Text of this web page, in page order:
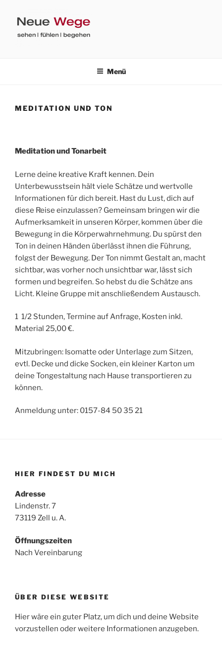
Inhalt
Menü
MEDITATION UND TON
Meditation und Tonarbeit
Lerne deine kreative Kraft kennen. Dein
Unterbewusstsein hält viele Schätze und wertvolle
Informationen für dich bereit. Hast du Lust, dich auf
diese Reise einzulassen? Gemeinsam bringen wir die
Aufmerksamkeit in unseren Körper, kommen über die
Bewegung in die Körperwahrnehmung. Du spürst den
Ton in deinen Händen überlässt ihnen die Führung,
folgst der Bewegung. Der Ton nimmt Gestalt an, macht
sichtbar, was vorher noch unsichtbar war, lässt sich
formen und begreifen. So hebst du die Schätze ans
Licht. Kleine Gruppe mit anschließendem Austausch.
1 1/2 Stunden, Termine auf Anfrage, Kosten inkl.
Material 25,00 €.
Mitzubringen: Isomatte oder Unterlage zum Sitzen,
evtl. Decke und dicke Socken, ein kleiner Karton um
deine Tongestaltung nach Hause transportieren zu
können.
Anmeldung unter: 0157-84 50 35 21
HIER FINDEST DU MICH
Adresse
Lindenstr. 7
73119 Zell u. A.
Öffnungszeiten
Nach Vereinbarung
ÜBER DIESE WEBSITE
Hier wäre ein guter Platz, um dich und deine Website
vorzustellen oder weitere Informationen anzugeben.